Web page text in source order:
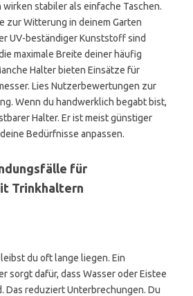
stabiler als einfache Taschen.
zur Witterung in deinem Garten
UV-beständiger Kunststoff sind
maximale Breite deiner häufig
Halter bieten Einsätze für
Lies Nutzerbewertungen zur
Wenn du handwerklich begabt bist,
Halter. Er ist meist günstiger
Bedürfnisse anpassen.
für
Trinkhaltern
du oft lange liegen. Ein
sorgt dafür, dass Wasser oder Eistee
Das reduziert Unterbrechungen. Du